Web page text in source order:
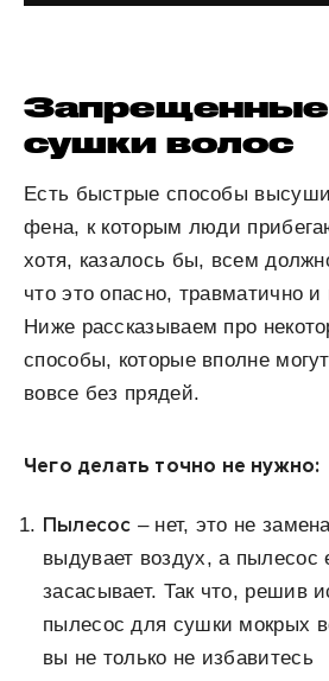
сушки волос
Есть быстрые способы
фена, к которым люди
хотя, казалось бы, всем
что это опасно, травматично и
Ниже рассказываем про
способы, которые вполне
вовсе без прядей.
Чего делать точно не нужно:
Пылесос –нет, это не
выдувает воздух, а пылесос
засасывает. Так что, решив
пылесос для сушки мокрых
вы не только не избавитесь